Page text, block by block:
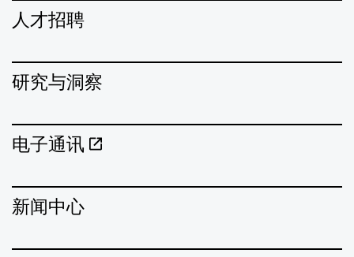
人才招聘
研究与洞察
电子通讯
新闻中心